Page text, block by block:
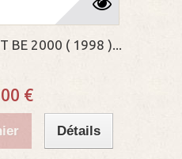
BE 2000 ( 1998 )...
€
Détails